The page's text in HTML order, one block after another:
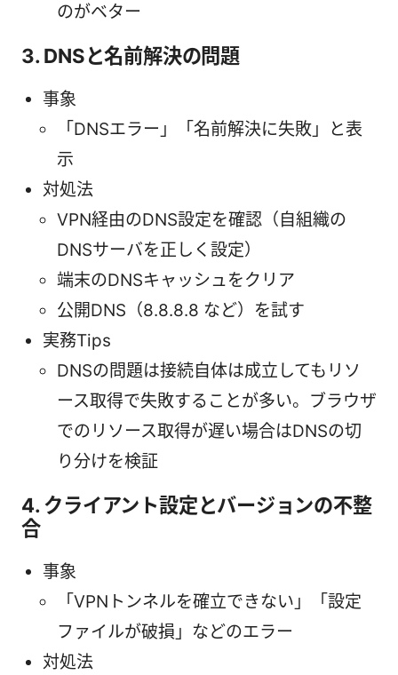
のがベター
3. DNSと名前解決の問題
事象
「DNSエラー」「名前解決に失敗」と表
示
対処法
VPN経由のDNS設定を確認（自組織の
DNSサーバを正しく設定）
端末のDNSキャッシュをクリア
公開DNS（8.8.8.8 など）を試す
実務Tips
DNSの問題は接続自体は成立してもリソ
ース取得で失敗することが多い。ブラウザ
でのリソース取得が遅い場合はDNSの切
り分けを検証
4. クライアント設定とバージョンの不整
合
事象
「VPNトンネルを確立できない」「設定
ファイルが破損」などのエラー
対処法